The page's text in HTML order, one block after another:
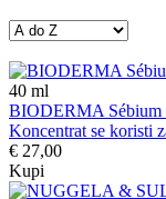
40 ml
BIODERMA Sébium
Koncentrat se koristi
€ 27,00
Kupi